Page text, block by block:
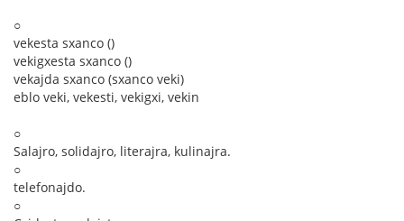
○
vekesta sxanco ()
vekigxesta sxanco ()
vekajda sxanco (sxanco veki)
eblo veki, vekesti, vekigxi, vekin
○
Salajro, solidajro, literajra, kulinajra.
○
telefonajdo.
○